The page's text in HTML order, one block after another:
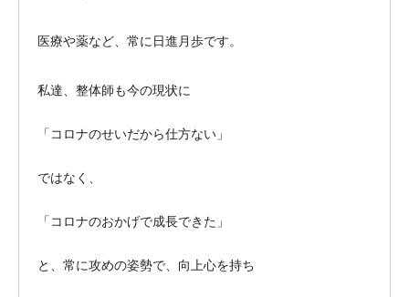
医療や薬など、常に日進月歩です。
私達、整体師も今の現状に
「コロナのせいだから仕方ない」
ではなく、
「コロナのおかげで成長できた」
と、常に攻めの姿勢で、向上心を持ち